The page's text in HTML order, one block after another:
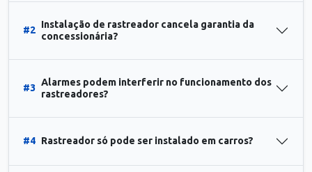
#2
Instalação de rastreador cancela garantia da
concessionária?
#3
Alarmes podem interferir no funcionamento dos
rastreadores?
#4 Rastreador só pode ser instalado em carros?